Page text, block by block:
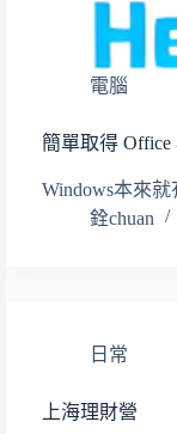
電腦
簡單取得 Office
Windows本來
銓chuan
日常
上海理財營